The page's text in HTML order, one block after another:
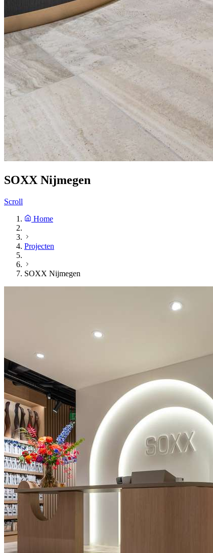
SOXX Nijmegen
Scroll
Home
Projecten
SOXX Nijmegen